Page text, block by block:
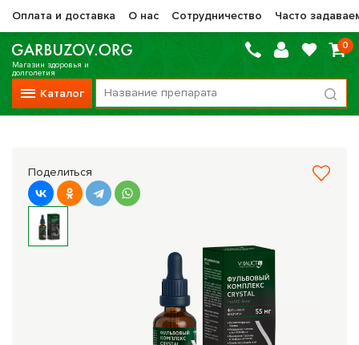
Оплата и доставка О нас Сотрудничество Часто
Магазин здоровья и
долголетия
Каталог
0
Препараты НТК Жизненная Сила
Сашера-Мед
Препараты при онкологии
Поделиться